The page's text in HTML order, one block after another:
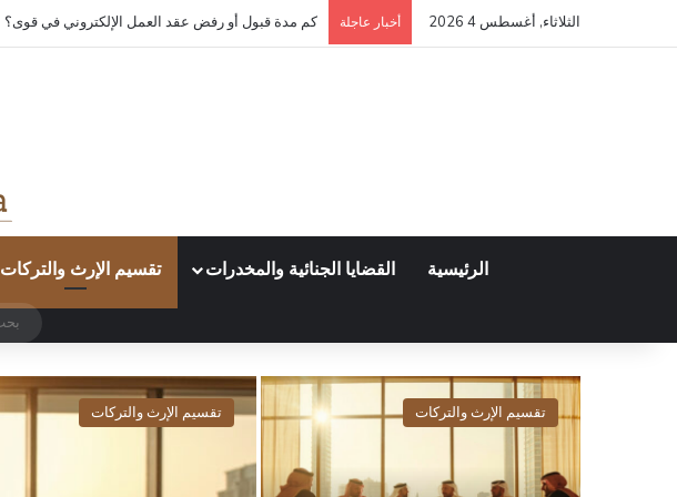
الثلاثاء, أغسطس 4 2026 أخبار عاجلة كم مدة قبول أو رفض عقد العمل الإلكتروني في قوى؟
الرئيسية القضايا الجنائية والمخدرات تقسيم الإرث والتركات
تقسيم الإرث والتركات تقسيم الإرث والتركات